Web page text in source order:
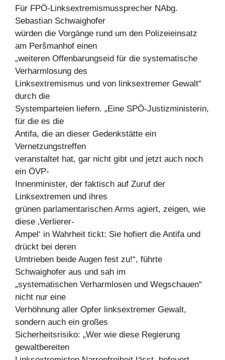
Für FPÖ-Linksextremismussprecher NAbg.
Sebastian Schwaighofer
würden die Vorgänge rund um den Polizeieinsatz
am Peršmanhof einen
„weiteren Offenbarungseid für die systematische
Verharmlosung des
Linksextremismus und von linksextremer Gewalt“
durch die
Systemparteien liefern. „Eine SPÖ-Justizministerin,
für die es die
Antifa, die an dieser Gedenkstätte ein
Vernetzungstreffen
veranstaltet hat, gar nicht gibt und jetzt auch noch
ein ÖVP-
Innenminister, der faktisch auf Zuruf der
Linksextremen und ihres
grünen parlamentarischen Arms agiert, zeigen, wie
diese ‚Verlierer-
Ampel‘ in Wahrheit tickt: Sie hofiert die Antifa und
drückt bei deren
Umtrieben beide Augen fest zu!“, führte
Schwaighofer aus und sah im
„systematischen Verharmlosen und Wegschauen“
nicht nur eine
Verhöhnung aller Opfer linksextremer Gewalt,
sondern auch ein großes
Sicherheitsrisiko: „Wer wie diese Regierung
gewaltbereiten